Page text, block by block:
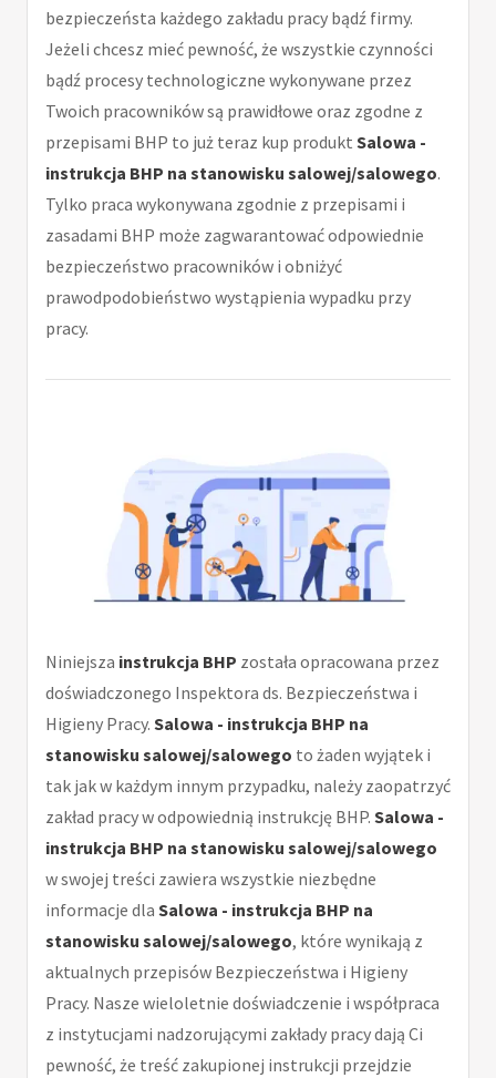
bezpieczeństa każdego zakładu pracy bądź firmy.
Jeżeli chcesz mieć pewność, że wszystkie czynności
bądź procesy technologiczne wykonywane przez
Twoich pracowników są prawidłowe oraz zgodne z
przepisami BHP to już teraz kup produkt Salowa -
instrukcja BHP na stanowisku salowej/salowego.
Tylko praca wykonywana zgodnie z przepisami i
zasadami BHP może zagwarantować odpowiednie
bezpieczeństwo pracowników i obniżyć
prawodpodobieństwo wystąpienia wypadku przy
pracy.
Niniejsza instrukcja BHP została opracowana przez
doświadczonego Inspektora ds. Bezpieczeństwa i
Higieny Pracy. Salowa - instrukcja BHP na
stanowisku salowej/salowego to żaden wyjątek i
tak jak w każdym innym przypadku, należy zaopatrzyć
zakład pracy w odpowiednią instrukcję BHP. Salowa -
instrukcja BHP na stanowisku salowej/salowego
w swojej treści zawiera wszystkie niezbędne
informacje dla Salowa - instrukcja BHP na
stanowisku salowej/salowego, które wynikają z
aktualnych przepisów Bezpieczeństwa i Higieny
Pracy. Nasze wieloletnie doświadczenie i współpraca
z instytucjami nadzorującymi zakłady pracy dają Ci
pewność, że treść zakupionej instrukcji przejdzie